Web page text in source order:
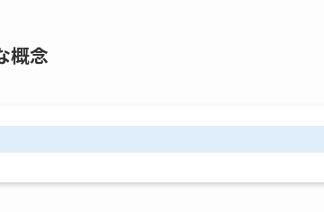
概念